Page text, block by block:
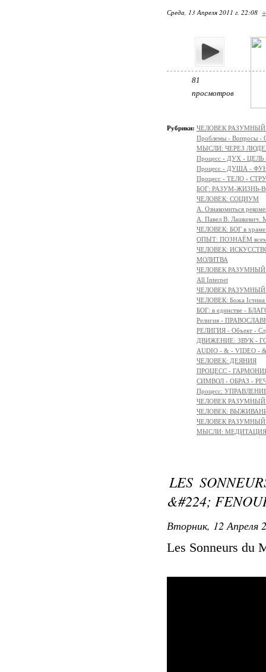
Среда, 13 Апреля 2011 г. 22:08
81
просмотров
Рубрики: ЧЕЛОВЕК РАЗУМНЫЙ:
Проблемы - Вопросы -
МЫСЛИ: ЧЕРЕЗ
Процесс - ДУХ -
Процесс - ДУША -
Процесс - ТЕЛО -
БОГ: РАЗУМ-ЖИЗНЬ-
ЧЕЛОВЕК: СОЦИУМ
А. Ознакомиться
А. Павел В. Лашкевич.
ЧЕЛОВЕК: БОГ в
ОПЫТ: ПОЗНАЁМ всем
ЧЕЛОВЕК:
МОЛИТВА
ЧЕЛОВЕК РАЗУМНЫЙ:
All Internet
ЧЕЛОВЕК
ЧЕЛОВЕК: Божа
БОГ: в единстве -
Религия -
РЕЛИГИЯ - Объект -
ДВИЖЕНИЕ: ЗВУК -
AUDIO - & - VIDEO -
ЧЕЛОВЕК: ДЕЯНИЯ
ПРОЦЕСС -
СИМВОЛ - ОБРАЗ -
Процесс:
ЧЕЛОВЕК
ЧЕЛОВЕК: ВЫЖИВАНИЕ
ЧЕЛОВЕК РАЗУМНЫЙ:
МЫСЛИ: МЕДИТАЦИЯ
LES
&#224;
Вторник, 12 Апреля
Les Sonneurs du